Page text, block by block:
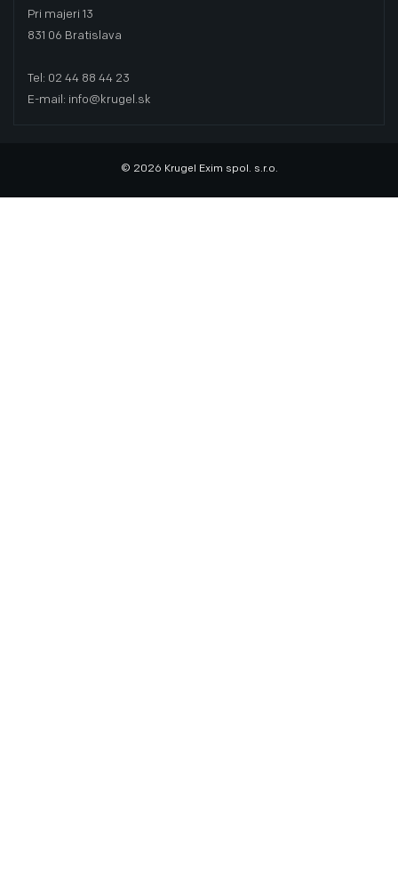
Pri majeri 13
831 06 Bratislava
Tel: 02 44 88 44 23
E-mail: info@krugel.sk
© 2026 Krugel Exim spol. s.r.o.